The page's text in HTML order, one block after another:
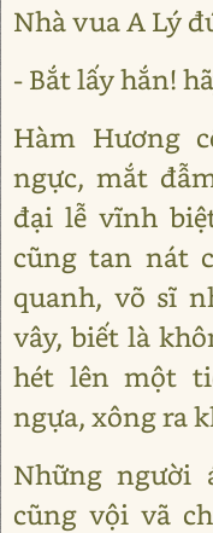
Nhà vua A Lý
- Bắt lấy hắn!
Hàm Hương
ngực, mắt
đại lễ vĩnh
cũng tan nát
quanh, võ sĩ
vây, biết là
hét lên một
ngựa, xông ra
Những người
cũng vội vã